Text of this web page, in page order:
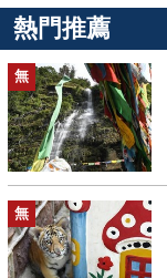
熱門推薦
無
無